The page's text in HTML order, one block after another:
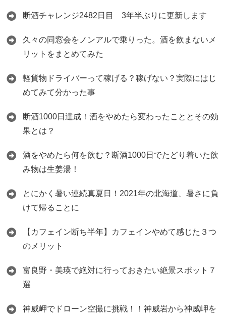
断酒チャレンジ2482日目 3年半ぶりに更新します
久々の同窓会をノンアルで乗りった。酒を飲まないメ
リットをまとめてみた
軽貨物ドライバーって稼げる？稼げない？実際にはじ
めてみて分かった事
断酒1000日達成！酒をやめたら変わったこととその効
果とは？
酒をやめたら何を飲む？断酒1000日でたどり着いた飲
み物は生姜湯！
とにかく暑い連続真夏日！2021年の北海道、暑さに負
けて帰ることに
【カフェイン断ち半年】カフェインやめて感じた３つ
のメリット
富良野・美瑛で絶対に行っておきたい絶景スポット７
選
神威岬でドローン空撮に挑戦！！神威岩から神威岬を